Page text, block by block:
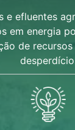
e efluentes
em energia
de